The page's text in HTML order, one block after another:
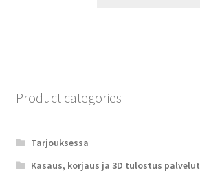
Product categories
Tarjouksessa
Kasaus, korjaus ja 3D tulostus palvelut